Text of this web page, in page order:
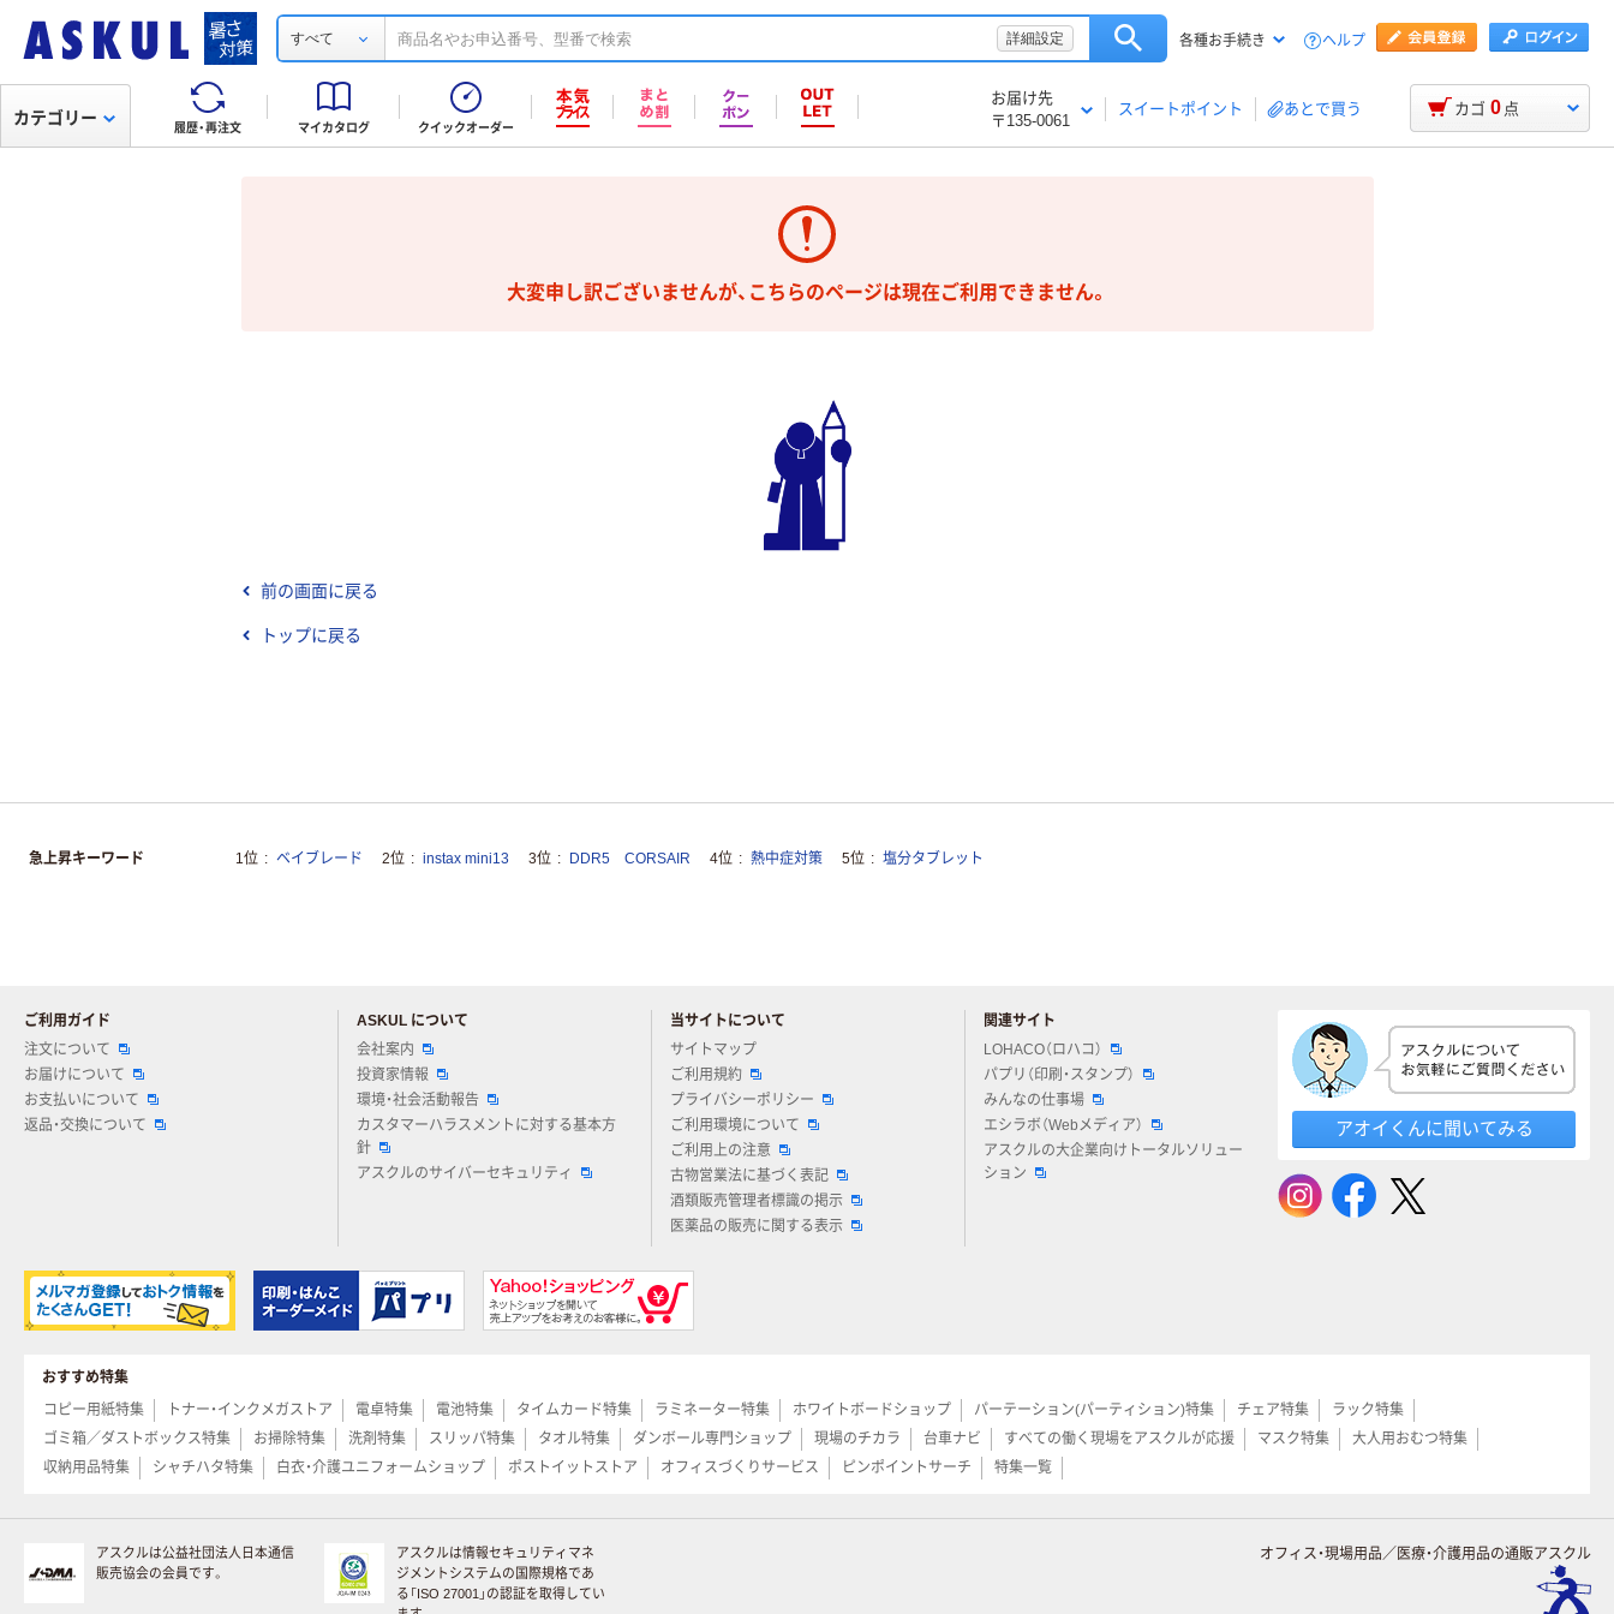
すべて 詳細設定 各種お手続き ヘルプ
履歴・再注文 マイカタログ クイックオーダー
お届け先
〒135-0061
スイートポイント あとで買う
カテゴリー カゴ 0 点
大変申し訳ございませんが、こちらのページは現在ご利用できません。
前の画面に戻る
トップに戻る
急上昇キーワード 1位 ベイブレード 2位 instax mini13 3位 DDR5 CORSAIR 4位 熱中症対策 5位 塩分タブレット
ご利用ガイド
注文について
お届けについて
お支払いについて
返品・交換について
ASKUL について
会社案内
投資家情報
環境・社会活動報告
カスタマーハラスメントに対する基本方
針
アスクルのサイバーセキュリティ
当サイトについて
サイトマップ
ご利用規約
プライバシーポリシー
ご利用環境について
ご利用上の注意
古物営業法に基づく表記
酒類販売管理者標識の掲示
医薬品の販売に関する表示
関連サイト
LOHACO（ロハコ）
パプリ（印刷・スタンプ）
みんなの仕事場
エシラボ（Webメディア）
アスクルの大企業向けトータルソリュー
ション
アオイくんに聞いてみる
おすすめ特集
コピー用紙特集
トナー・インクメガストア 電卓特集 電池特集 タイムカード特集 ラミネーター特集 ホワイトボードショップ パーテーション(パーティション)特集 チェア特集
ラック特集
ゴミ箱／ダストボックス特集
お掃除特集 洗剤特集 スリッパ特集 タオル特集 ダンボール専門ショップ 現場のチカラ 台車ナビ すべての働く現場をアスクルが応援 マスク特集
大人用おむつ特集
収納用品特集
シャチハタ特集 白衣・介護ユニフォームショップ ポストイットストア オフィスづくりサービス ピンポイントサーチ 特集一覧
アスクルは公益社団法人日本通信
販売協会の会員です。
アスクルは情報セキュリティマネ
ジメントシステムの国際規格であ
る「ISO 27001」の認証を取得してい
オフィス・現場用品／医療・介護用品の通販アスクル